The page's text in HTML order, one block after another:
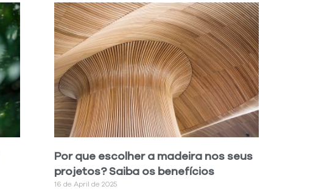
Por que escolher a madeira nos seus
projetos? Saiba os benefícios
16 de April de 2025